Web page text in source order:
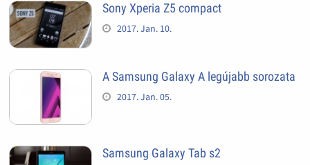
Sony Xperia Z5 compact
2017. Jan. 10.
A Samsung Galaxy A legújabb sorozata
2017. Jan. 05.
Samsung Galaxy Tab s2